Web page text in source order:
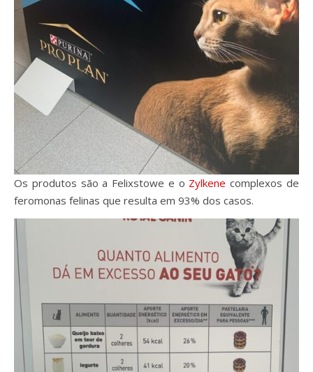
Os produtos são a Felixstowe e o Zylkene complexos de
feromonas felinas que resulta em 93% dos casos.